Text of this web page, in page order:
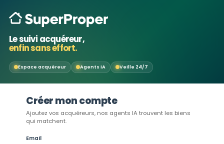
Le suivi acquéreur,
enfin sans effort.
Espace acquéreur Agents IA Veille 24/7
Créer mon compte
Ajoutez vos acquéreurs, nos agents IA trouvent les biens
qui matchent.
Email